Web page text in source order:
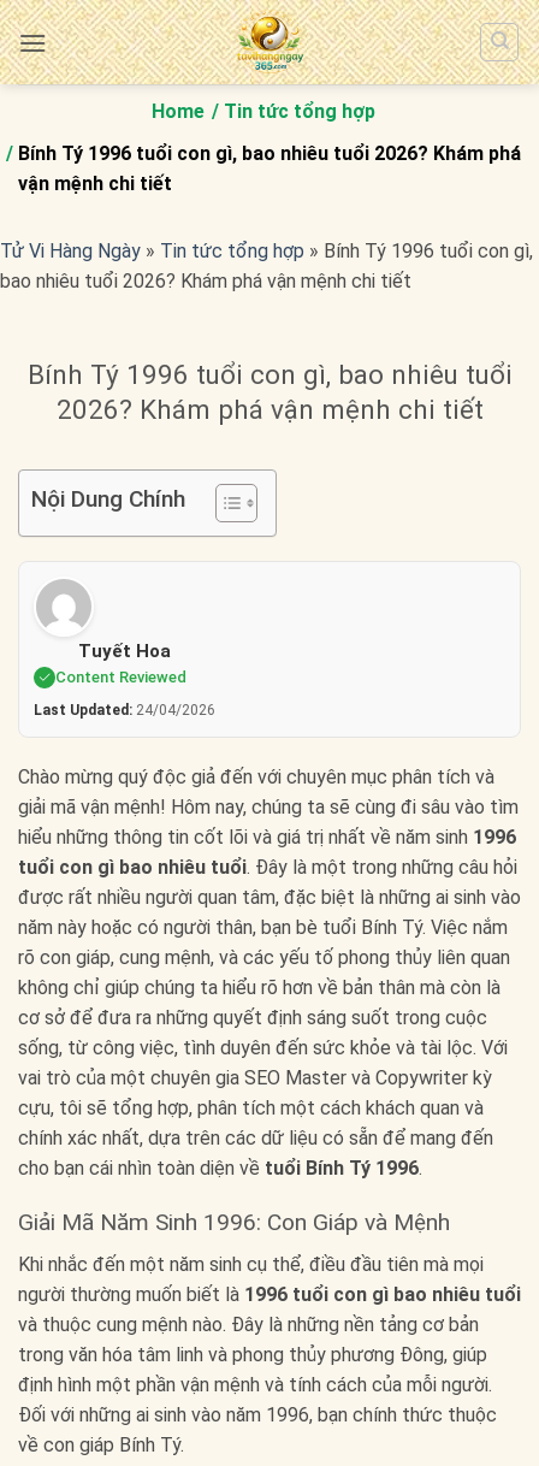
Bỏ
qua
nội
Home
Tin tức tổng hợp
Bính Tý 1996 tuổi con gì, bao nhiêu tuổi 2026? Khám phá
vận mệnh chi tiết
Tử Vi Hàng Ngày » Tin tức tổng hợp » Bính Tý 1996 tuổi con gì,
bao nhiêu tuổi 2026? Khám phá vận mệnh chi tiết
Bính Tý 1996 tuổi con gì, bao nhiêu tuổi
2026? Khám phá vận mệnh chi tiết
Nội Dung Chính
Tuyết Hoa
Content Reviewed
Last Updated: 24/04/2026
Chào mừng quý độc giả đến với chuyên mục phân tích và
giải mã vận mệnh! Hôm nay, chúng ta sẽ cùng đi sâu vào tìm
hiểu những thông tin cốt lõi và giá trị nhất về năm sinh 1996
tuổi con gì bao nhiêu tuổi. Đây là một trong những câu hỏi
được rất nhiều người quan tâm, đặc biệt là những ai sinh vào
năm này hoặc có người thân, bạn bè tuổi Bính Tý. Việc nắm
rõ con giáp, cung mệnh, và các yếu tố phong thủy liên quan
không chỉ giúp chúng ta hiểu rõ hơn về bản thân mà còn là
cơ sở để đưa ra những quyết định sáng suốt trong cuộc
sống, từ công việc, tình duyên đến sức khỏe và tài lộc. Với
vai trò của một chuyên gia SEO Master và Copywriter kỳ
cựu, tôi sẽ tổng hợp, phân tích một cách khách quan và
chính xác nhất, dựa trên các dữ liệu có sẵn để mang đến
cho bạn cái nhìn toàn diện về tuổi Bính Tý 1996.
Giải Mã Năm Sinh 1996: Con Giáp và Mệnh
Khi nhắc đến một năm sinh cụ thể, điều đầu tiên mà mọi
người thường muốn biết là 1996 tuổi con gì bao nhiêu tuổi
và thuộc cung mệnh nào. Đây là những nền tảng cơ bản
trong văn hóa tâm linh và phong thủy phương Đông, giúp
định hình một phần vận mệnh và tính cách của mỗi người.
Đối với những ai sinh vào năm 1996, bạn chính thức thuộc
về con giáp Bính Tý.